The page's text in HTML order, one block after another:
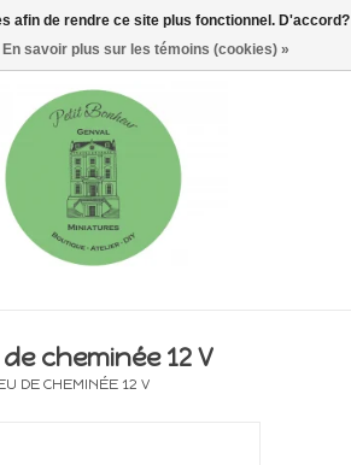
0 Articles - €0,00
cheminée 12 V
DE CHEMINÉE 12 V
afin de rendre ce site plus fonctionnel. D'accord?
En savoir plus sur les témoins (cookies) »